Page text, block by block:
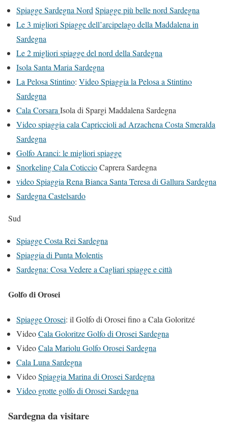
Spiagge Sardegna Nord Spiagge più belle nord Sardegna
Le 3 migliori Spiagge dell’arcipelago della Maddalena in
Sardegna
Le 2 migliori spiagge del nord della Sardegna
Isola Santa Maria Sardegna
La Pelosa Stintino: Video Spiaggia la Pelosa a Stintino
Sardegna
Cala Corsara Isola di Spargi Maddalena Sardegna
Video spiaggia cala Capriccioli ad Arzachena Costa Smeralda
Sardegna
Golfo Aranci: le migliori spiagge
Snorkeling Cala CoticcioCaprera Sardegna
video Spiaggia Rena Bianca Santa Teresa di Gallura Sardegna
Sardegna Castelsardo
Sud
Spiagge Costa Rei Sardegna
Spiaggia di Punta Molentis
Sardegna: Cosa Vedere a Cagliari spiagge e città
Golfo di Orosei
Spiagge Orosei: il Golfo di Orosei fino a Cala Goloritzé
VideoCala Goloritze Golfo di Orosei Sardegna
VideoCala Mariolu Golfo Orosei Sardegna
Cala Luna Sardegna
VideoSpiaggia Marina di Orosei Sardegna
Video grotte golfo di Orosei Sardegna
Sardegna da visitare